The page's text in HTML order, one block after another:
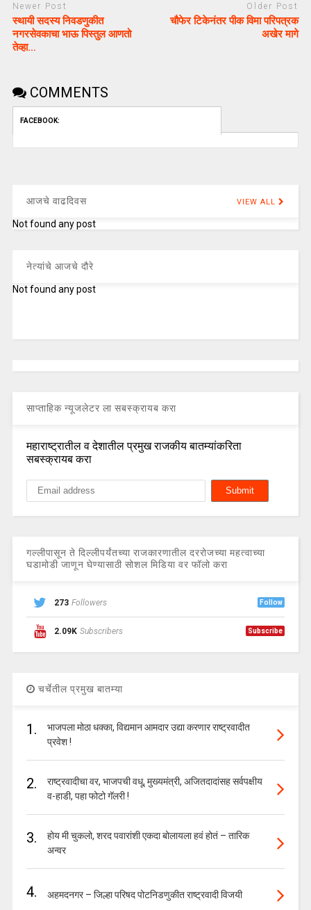
Newer Post
स्थायी सदस्य निवडणुकीत
नगरसेवकाचा भाऊ पिस्तुल आणतो
तेव्हा…
Older Post
चौफेर टिकेनंतर पीक विमा परिपत्रक
अखेर मागे
COMMENTS
FACEBOOK:
आजचे वाढदिवस VIEW ALL
Not found any post
नेत्यांचे आजचे दौरे
Not found any post
साप्ताहिक न्यूजलेटर ला सबस्क्रायब करा
महाराष्ट्रातील व देशातील प्रमुख राजकीय बातम्यांकरिता
सबस्क्रायब करा
गल्लीपासून ते दिल्लीपर्यंतच्या राजकारणातील दररोजच्या महत्वाच्या
घडामोडी जाणून घेण्यासाठी सोशल मिडिया वर फॉलो करा
273 Followers Follow
2.09K Subscribers Subscribe
चर्चेतील प्रमुख बातम्या
1.
भाजपला मोठा धक्का, विद्यमान आमदार उद्या करणार राष्ट्रवादीत
प्रवेश !
2.
राष्ट्रवादीचा वर, भाजपची वधू, मुख्यमंत्री, अजितदादांसह सर्वपक्षीय
व-हाडी, पहा फोटो गॅलरी !
3.
होय मी चुकलो, शरद पवारांशी एकदा बोलायला हवं होतं – तारिक
अन्वर
4. अहमदनगर – जिल्हा परिषद पोटनिडणुकीत राष्ट्रवादी विजयी